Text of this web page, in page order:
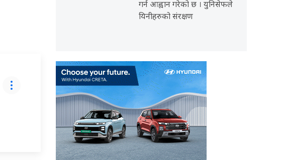
गर्न आह्वान गरेको छ । युनिसेफले
यिनीहरुको संरक्षण